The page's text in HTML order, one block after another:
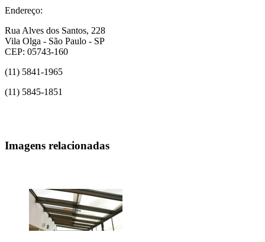
Endereço:
Rua Alves dos Santos, 228
Vila Olga - São Paulo - SP
CEP: 05743-160
(11) 5841-1965
(11) 5845-1851
Imagens relacionadas